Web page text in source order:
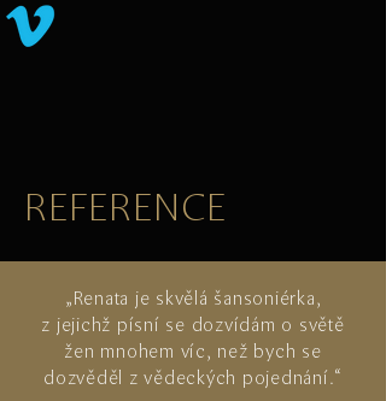
REFERENCE
„Renata je skvělá šansoniérka,
z jejichž písní se dozvídám o světě
žen mnohem víc, než bych se
dozvěděl z vědeckých pojednání.“